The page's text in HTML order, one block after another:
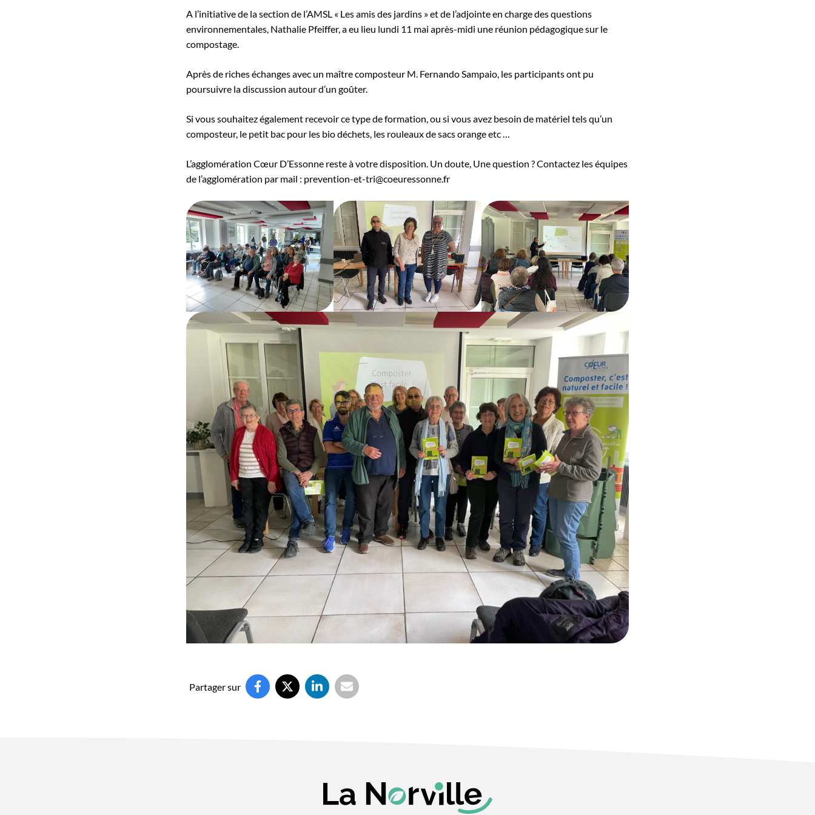
A l’initiative de la section de l’AMSL « Les amis des jardins » et de l’adjointe en charge des questions
environnementales, Nathalie Pfeiffer, a eu lieu lundi 11 mai après-midi une réunion pédagogique sur le
compostage.
Après de riches échanges avec un maître composteur M. Fernando Sampaio, les participants ont pu
poursuivre la discussion autour d’un goûter.
Si vous souhaitez également recevoir ce type de formation, ou si vous avez besoin de matériel tels qu’un
composteur, le petit bac pour les bio déchets, les rouleaux de sacs orange etc …
L’agglomération Cœur D’Essonne reste à votre disposition. Un doute, Une question ? Contactez les équipes
de l’agglomération par mail : prevention-et-tri@coeuressonne.fr
Partager sur